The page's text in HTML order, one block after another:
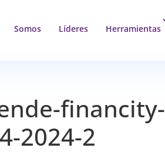
Somos Líderes Herramientas
financity-
2024-2